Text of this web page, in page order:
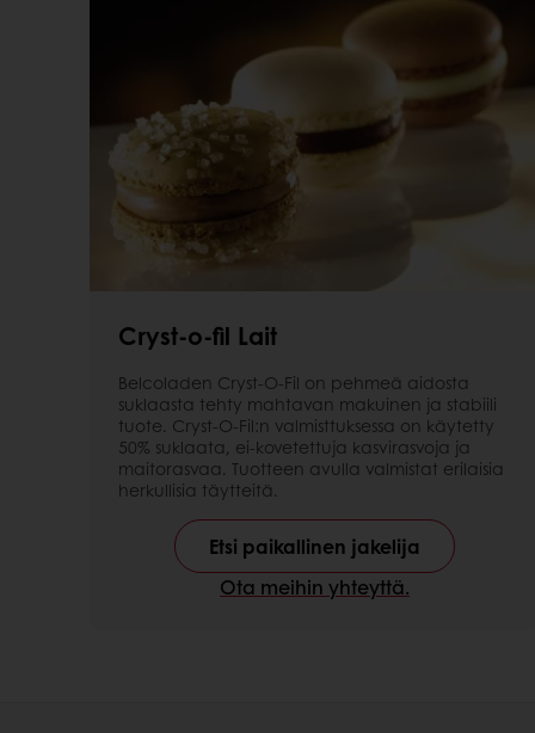
Cryst-o-fil Lait
Belcoladen Cryst-O-Fil on pehmeä aidosta
suklaasta tehty mahtavan makuinen ja stabiili
tuote. Cryst-O-Fil:n valmisttuksessa on käytetty
50% suklaata, ei-kovetettuja kasvirasvoja ja
maitorasvaa. Tuotteen avulla valmistat erilaisia
herkullisia täytteitä.
Etsi paikallinen jakelija
Ota meihin yhteyttä.